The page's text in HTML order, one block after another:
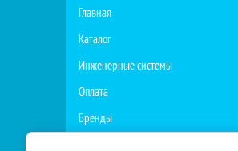
Главная
Каталог
Инженерные системы
Оплата
Бренды